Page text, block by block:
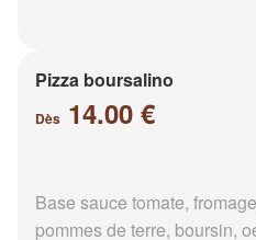
Pizza boursalino
Dès 14.00 €
Base sauce tomate,
pommes de terre, boursin,